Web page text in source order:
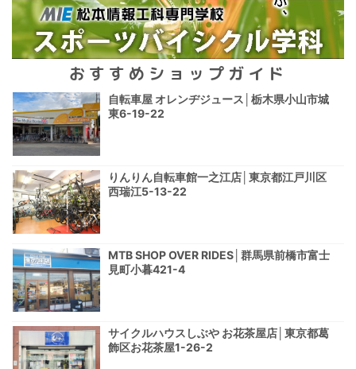
おすすめショップガイド
自転車屋 オレンヂジュース│栃木県小山市城
東6-19-22
りんりん自転車館一之江店│東京都江戸川区
西瑞江5-13-22
MTB SHOP OVER RIDES│群馬県前橋市富士
見町小暮421-4
サイクルハウスしぶや お花茶屋店│東京都葛
飾区お花茶屋1-26-2